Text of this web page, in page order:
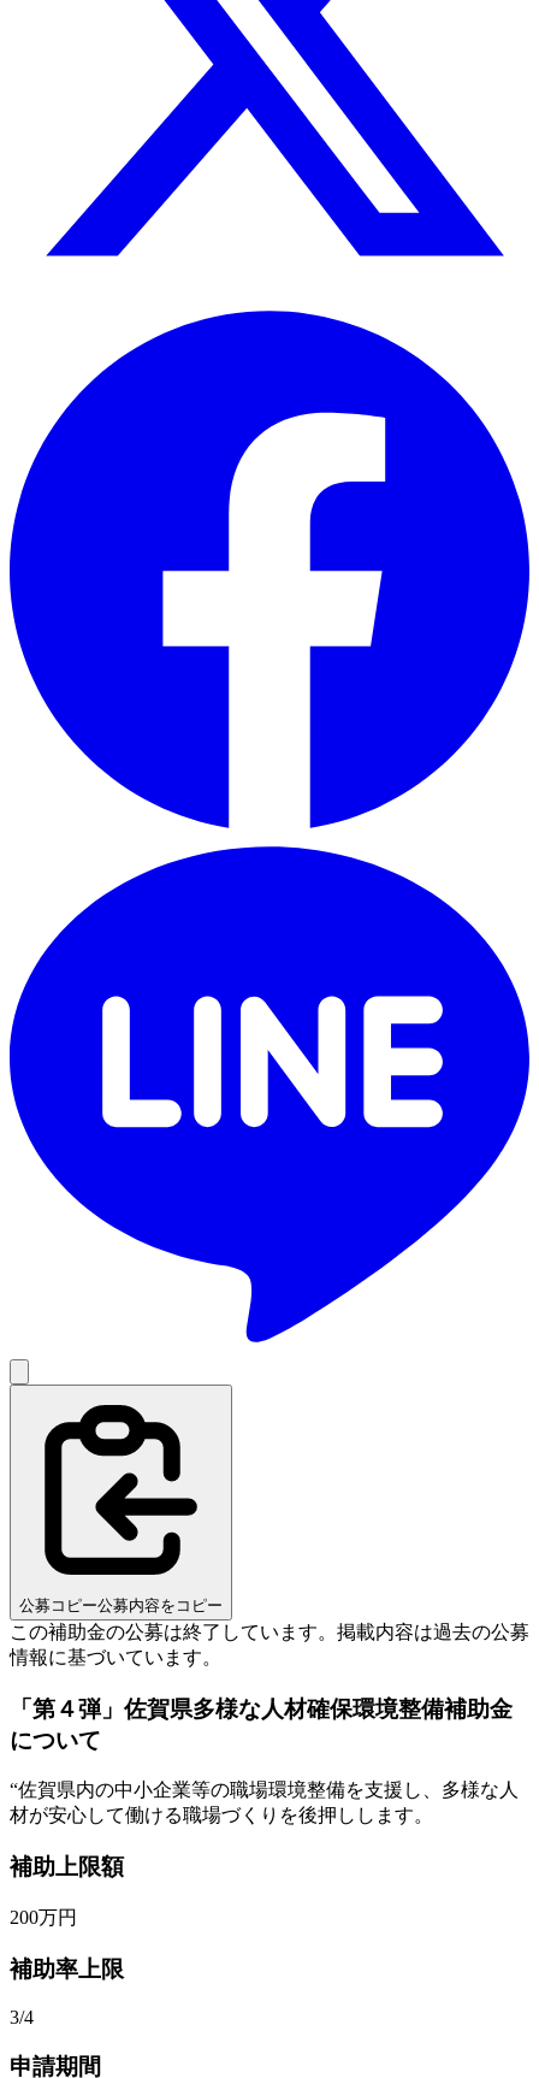
公募コピー公募内容をコピー
この補助金の公募は終了しています。 掲載内容は過去の公募
情報に基づいています。
「第４弾」佐賀県多様な人材確保環境整備補助金
について
“佐賀県内の中小企業等の職場環境整備を支援し、多様な人
材が安心して働ける職場づくりを後押しします。
補助上限額
200万円
補助率上限
3/4
申請期間